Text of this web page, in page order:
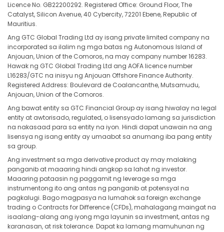
Licence No. GB22200292. Registered Office: Ground Floor, The
Catalyst, Silicon Avenue, 40 Cybercity, 72201 Ebene, Republic of
Mauritius.
Ang GTC Global Trading Ltd ay isang private limited company na
incorporated sa ilalim ng mga batas ng Autonomous Island of
Anjouan, Union of the Comoros, na may company number 16283.
Hawak ng GTC Global Trading Ltd ang AOFA licence number
L16283/GTC na inisyu ng Anjouan Offshore Finance Authority.
Registered Address: Boulevard de Coalancanthe, Mutsamudu,
Anjouan, Union of the Comoros.
Ang bawat entity sa GTC Financial Group ay isang hiwalay na legal
entity at awtorisado, regulated, o lisensyado lamang sa jurisdiction
na nakasaad para sa entity na iyon. Hindi dapat unawain na ang
lisensya ng isang entity ay umaabot sa anumang iba pang entity
sa group.
Ang investment sa mga derivative product ay may malaking
panganib at maaaring hindi angkop sa lahat ng investor.
Maaaring pataasin ng paggamit ng leverage sa mga
instrumentong ito ang antas ng panganib at potensyal na
pagkalugi. Bago magpasya na lumahok sa foreign exchange
trading o Contracts for Difference (CFDs), mahalagang maingat na
isaalang-alang ang iyong mga layunin sa investment, antas ng
karanasan, at risk tolerance. Dapat ka lamang mamuhunan ng